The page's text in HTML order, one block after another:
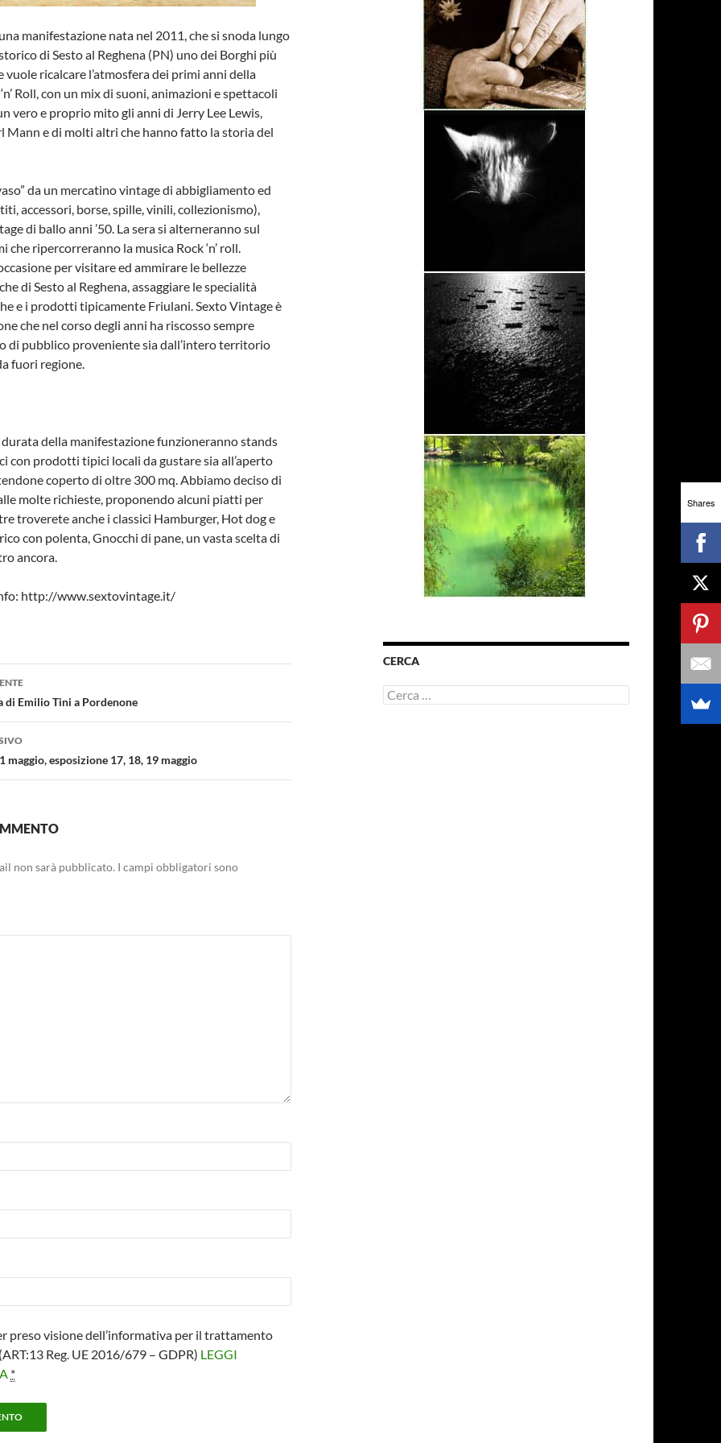
manifestazione nata nel 2011, che si snoda lungo
di Sesto al Reghena (PN) uno dei Borghi più
vuole ricalcare l’atmosfera dei primi anni della
Roll, con un mix di suoni, animazioni e spettacoli
vero e proprio mito gli anni di Jerry Lee Lewis,
Mann e di molti altri che hanno fatto la storia del
da un mercatino vintage di abbigliamento ed
accessori, borse, spille, vinili, collezionismo),
di ballo anni ’50. La sera si alterneranno sul
che ripercorreranno la musica Rock ‘n’ roll.
per visitare ed ammirare le bellezze
di Sesto al Reghena, assaggiare le specialità
e i prodotti tipicamente Friulani. Sexto Vintage è
che nel corso degli anni ha riscosso sempre
di pubblico proveniente sia dall’intero territorio
fuori regione.
della manifestazione funzioneranno stands
con prodotti tipici locali da gustare sia all’aperto
coperto di oltre 300 mq. Abbiamo deciso di
molte richieste, proponendo alcuni piatti per
troverete anche i classici Hamburger, Hot dog e
con polenta, Gnocchi di pane, un vasta scelta di
ancora.
http://www.sextovintage.it/
di Emilio Tini a Pordenone
maggio, esposizione 17, 18, 19 maggio
non sarà pubblicato. I campi obbligatori sono
preso visione dell’informativa per il trattamento
Reg. UE 2016/679 – GDPR) LEGGI
*
CERCA
Ricerca
per:
Shares